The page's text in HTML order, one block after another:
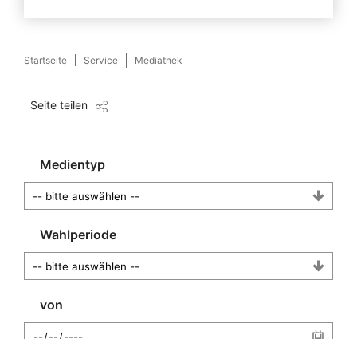
Startseite Service Mediathek
Seite teilen
Medientyp
Wahlperiode
von